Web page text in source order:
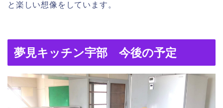
と楽しい想像をしています。
夢見キッチン宇部 今後の予定